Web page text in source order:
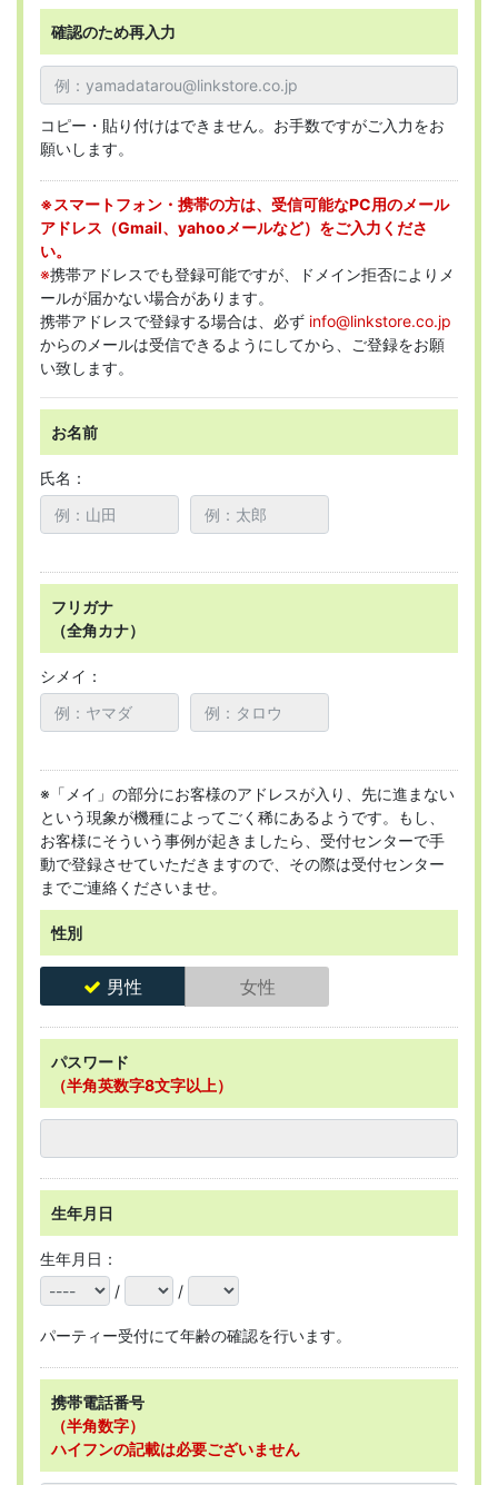
確認のため再入力
コピー・貼り付けはできません。お手数ですがご入力をお
願いします。
※スマートフォン・携帯の方は、受信可能なPC用のメール
アドレス（Gmail、yahooメールなど）をご入力くださ
い。
※携帯アドレスでも登録可能ですが、ドメイン拒否によりメ
ールが届かない場合があります。
携帯アドレスで登録する場合は、必ず info@linkstore.co.jp
からのメールは受信できるようにしてから、ご登録をお願
い致します。
お名前
氏名：
フリガナ
（全角カナ）
シメイ：
※「メイ」の部分にお客様のアドレスが入り、先に進まない
という現象が機種によってごく稀にあるようです。もし、
お客様にそういう事例が起きましたら、受付センターで手
動で登録させていただきますので、その際は受付センター
までご連絡くださいませ。
性別
男性 女性
パスワード
（半角英数字8文字以上）
生年月日
生年月日：
/
/
パーティー受付にて年齢の確認を行います。
携帯電話番号
（半角数字）
ハイフンの記載は必要ございません